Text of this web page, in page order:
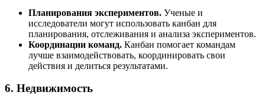
Планирования экспериментов. Ученые и
исследователи могут использовать канбан для
планирования, отслеживания и анализа экспериментов.
Координации команд. Канбан помогает командам
лучше взаимодействовать, координировать свои
действия и делиться результатами.
6. Недвижимость